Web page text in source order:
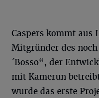
Caspers kommt
Mitgründer des noch
´Bosso“, der
mit Kamerun
wurde das erste